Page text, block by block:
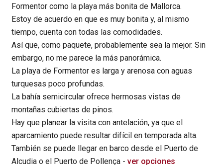
Formentor como la playa más bonita de Mallorca.
Estoy de acuerdo en que es muy bonita y, al mismo
tiempo, cuenta con todas las comodidades.
Así que, como paquete, probablemente sea la mejor. Sin
embargo, no me parece la más panorámica.
La playa de Formentor es larga y arenosa con aguas
turquesas poco profundas.
La bahía semicircular ofrece hermosas vistas de
montañas cubiertas de pinos.
Hay que planear la visita con antelación, ya que el
aparcamiento puede resultar difícil en temporada alta.
También se puede llegar en barco desde el Puerto de
Alcudia o el Puerto de Pollença -ver opciones